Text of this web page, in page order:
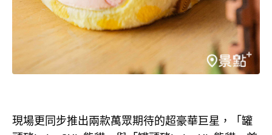
現場更同步推出兩款萬眾期待的超豪華巨星，「罐